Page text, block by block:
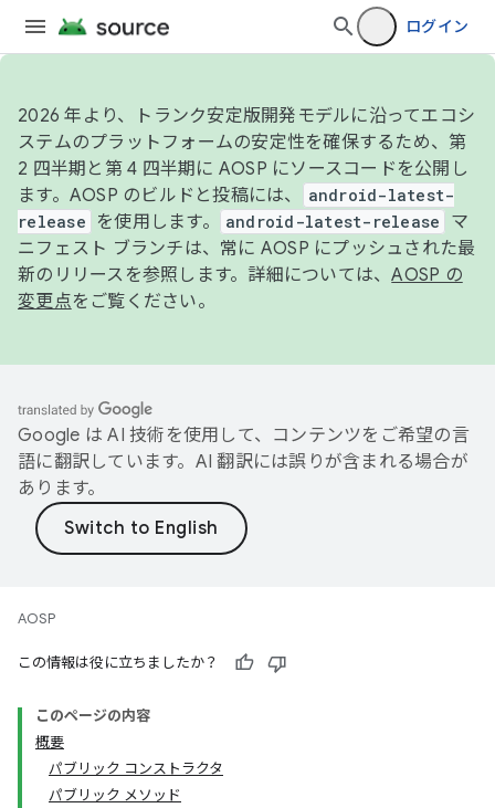
ログイン
2026 年より、トランク安定版開発モデルに沿ってエコシ
ステムのプラットフォームの安定性を確保するため、第
2 四半期と第 4 四半期に AOSP にソースコードを公開し
ます。AOSP のビルドと投稿には、
android-latest-
release
を使用します。 android-latest-release
マ
ニフェスト ブランチは、常に AOSP にプッシュされた最
新のリリースを参照します。詳細については、AOSP の
変更点をご覧ください。
Google は AI 技術を使用して、コンテンツをご希望の言
語に翻訳しています。AI 翻訳には誤りが含まれる場合が
あります。
AOSP
この情報は役に立ちましたか？
このページの内容
概要
パブリック コンストラクタ
パブリック メソッド